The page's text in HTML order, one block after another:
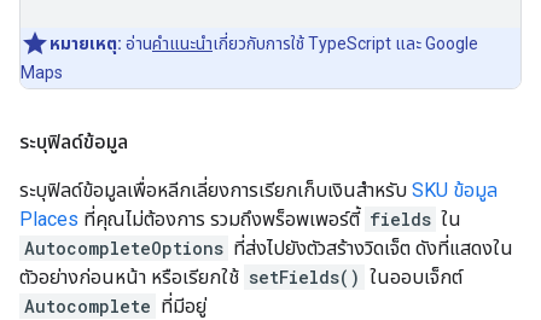
หมายเหตุ: อ่านคำแนะนำเกี่ยวกับการใช้ TypeScript และ Google
Maps
ระบุฟิลด์ข้อมูล
ระบุฟิลด์ข้อมูลเพื่อหลีกเลี่ยงการเรียกเก็บเงินสำหรับ SKU ข้อมูล
Places ที่คุณไม่ต้องการ รวมถึงพร็อพเพอร์ตี้ fields ใน
AutocompleteOptions ที่ส่งไปยังตัวสร้างวิดเจ็ต ดังที่แสดงใน
ตัวอย่างก่อนหน้า หรือเรียกใช้ setFields() ในออบเจ็กต์
Autocomplete ที่มีอยู่